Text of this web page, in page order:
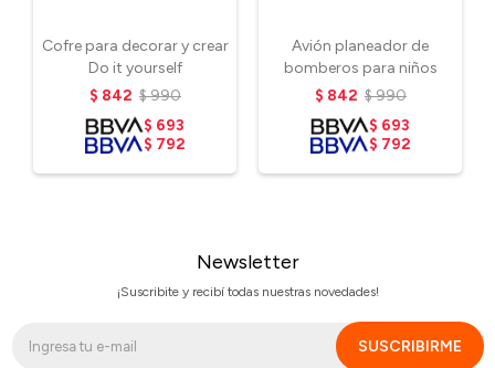
Cofre para decorar y crear
Do it yourself
$ 842 $990
$ 693
$ 792
Avión planeador de
bomberos para niños
$ 842 $990
$ 693
$ 792
Newsletter
¡Suscribite y recibí todas nuestras novedades!
SUSCRIBIRME